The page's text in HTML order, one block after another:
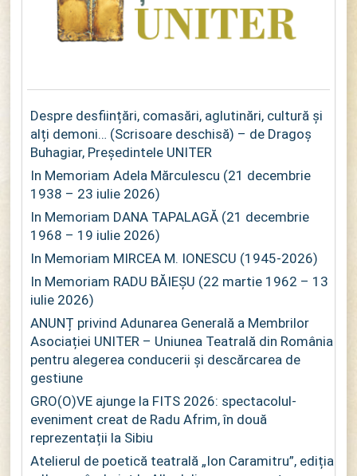
Despre desființări, comasări, aglutinări, cultură și
alți demoni… (Scrisoare deschisă) – de Dragoș
Buhagiar, Președintele UNITER
In Memoriam Adela Mărculescu (21 decembrie
1938 – 23 iulie 2026)
In Memoriam DANA TAPALAGĂ (21 decembrie
1968 – 19 iulie 2026)
In Memoriam MIRCEA M. IONESCU (1945-2026)
In Memoriam RADU BĂIEȘU (22 martie 1962 – 13
iulie 2026)
ANUNȚ privind Adunarea Generală a Membrilor
Asociației UNITER – Uniunea Teatrală din România
pentru alegerea conducerii și descărcarea de
gestiune
GRO(O)VE ajunge la FITS 2026: spectacolul-
eveniment creat de Radu Afrim, în două
reprezentații la Sibiu
Atelierul de poetică teatrală „Ion Caramitru”, ediția